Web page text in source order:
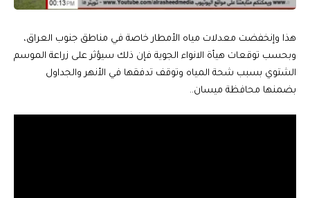
هذا وإنخفضت معدلات مياه الأمطار خاصة في مناطق جنوب العراق،
وبحسب توقعات هيأة الانواء الجوية فإن ذلك سيؤثر على زراعة الموسم
الشتوي بسبب شحة المياه وتوقف تدفقها في الأنهر والجداول
بضمنها محافظة ميسان..